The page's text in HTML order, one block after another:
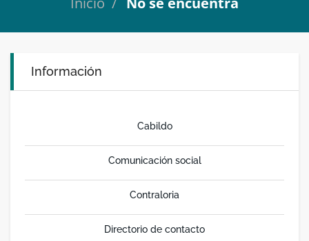
Información
Cabildo
Comunicación social
Contraloria
Directorio de contacto